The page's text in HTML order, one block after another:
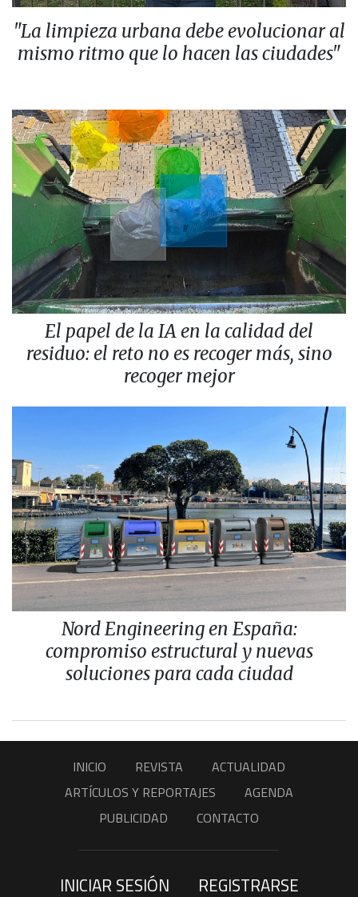
"La limpieza urbana debe evolucionar al
mismo ritmo que lo hacen las ciudades"
El papel de la IA en la calidad del
residuo: el reto no es recoger más, sino
recoger mejor
Nord Engineering en España:
compromiso estructural y nuevas
soluciones para cada ciudad
INICIO REVISTA
ACTUALIDAD
ARTÍCULOS Y REPORTAJES
AGENDA
PUBLICIDAD
CONTACTO
INICIAR SESIÓN REGISTRARSE